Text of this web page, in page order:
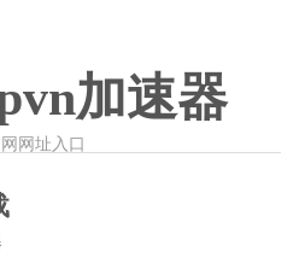
加速器
网址入口